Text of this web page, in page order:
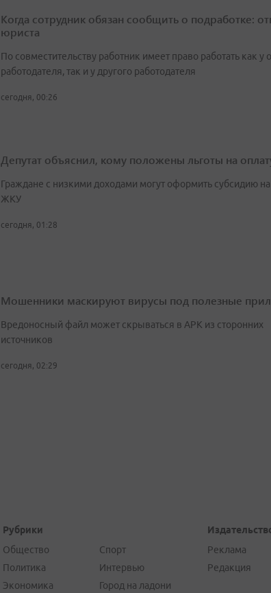
Когда сотрудник обязан сообщить о подработке:
юриста
По совместительству работник имеет право работать как у
работодателя, так и у другого работодателя
сегодня, 00:26
Депутат объяснил, кому положены льготы на
Граждане с низкими доходами могут оформить субсидию на
ЖКУ
сегодня, 01:28
Мошенники маскируют вирусы под полезные
Вредоносный файл может скрываться в APK из сторонних
источников
сегодня, 02:29
Рубрики
Общество
Политика
Экономика
Спорт
Интервью
Город на ладони
Реклама
Редакция